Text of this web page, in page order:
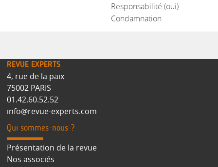
Responsabilité (oui)
Condamnation
REVUE EXPERTS
4, rue de la paix
75002 PARIS
01.42.60.52.52
info@revue-experts.com
Qui sommes-nous ?
Présentation de la revue
Nos associés